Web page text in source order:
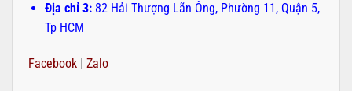
Địa chỉ 3:82 Hải Thượng Lãn Ông, Phường 11, Quận 5,
Tp HCM
Facebook Zalo